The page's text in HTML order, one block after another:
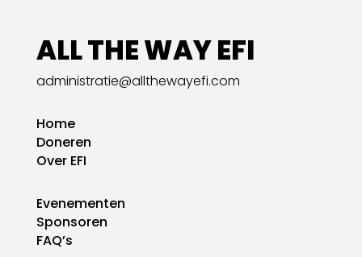
ALL THE WAY EFI
administratie@allthewayefi.com
Home
Doneren
Over EFI
Evenementen
Sponsoren
FAQ’s